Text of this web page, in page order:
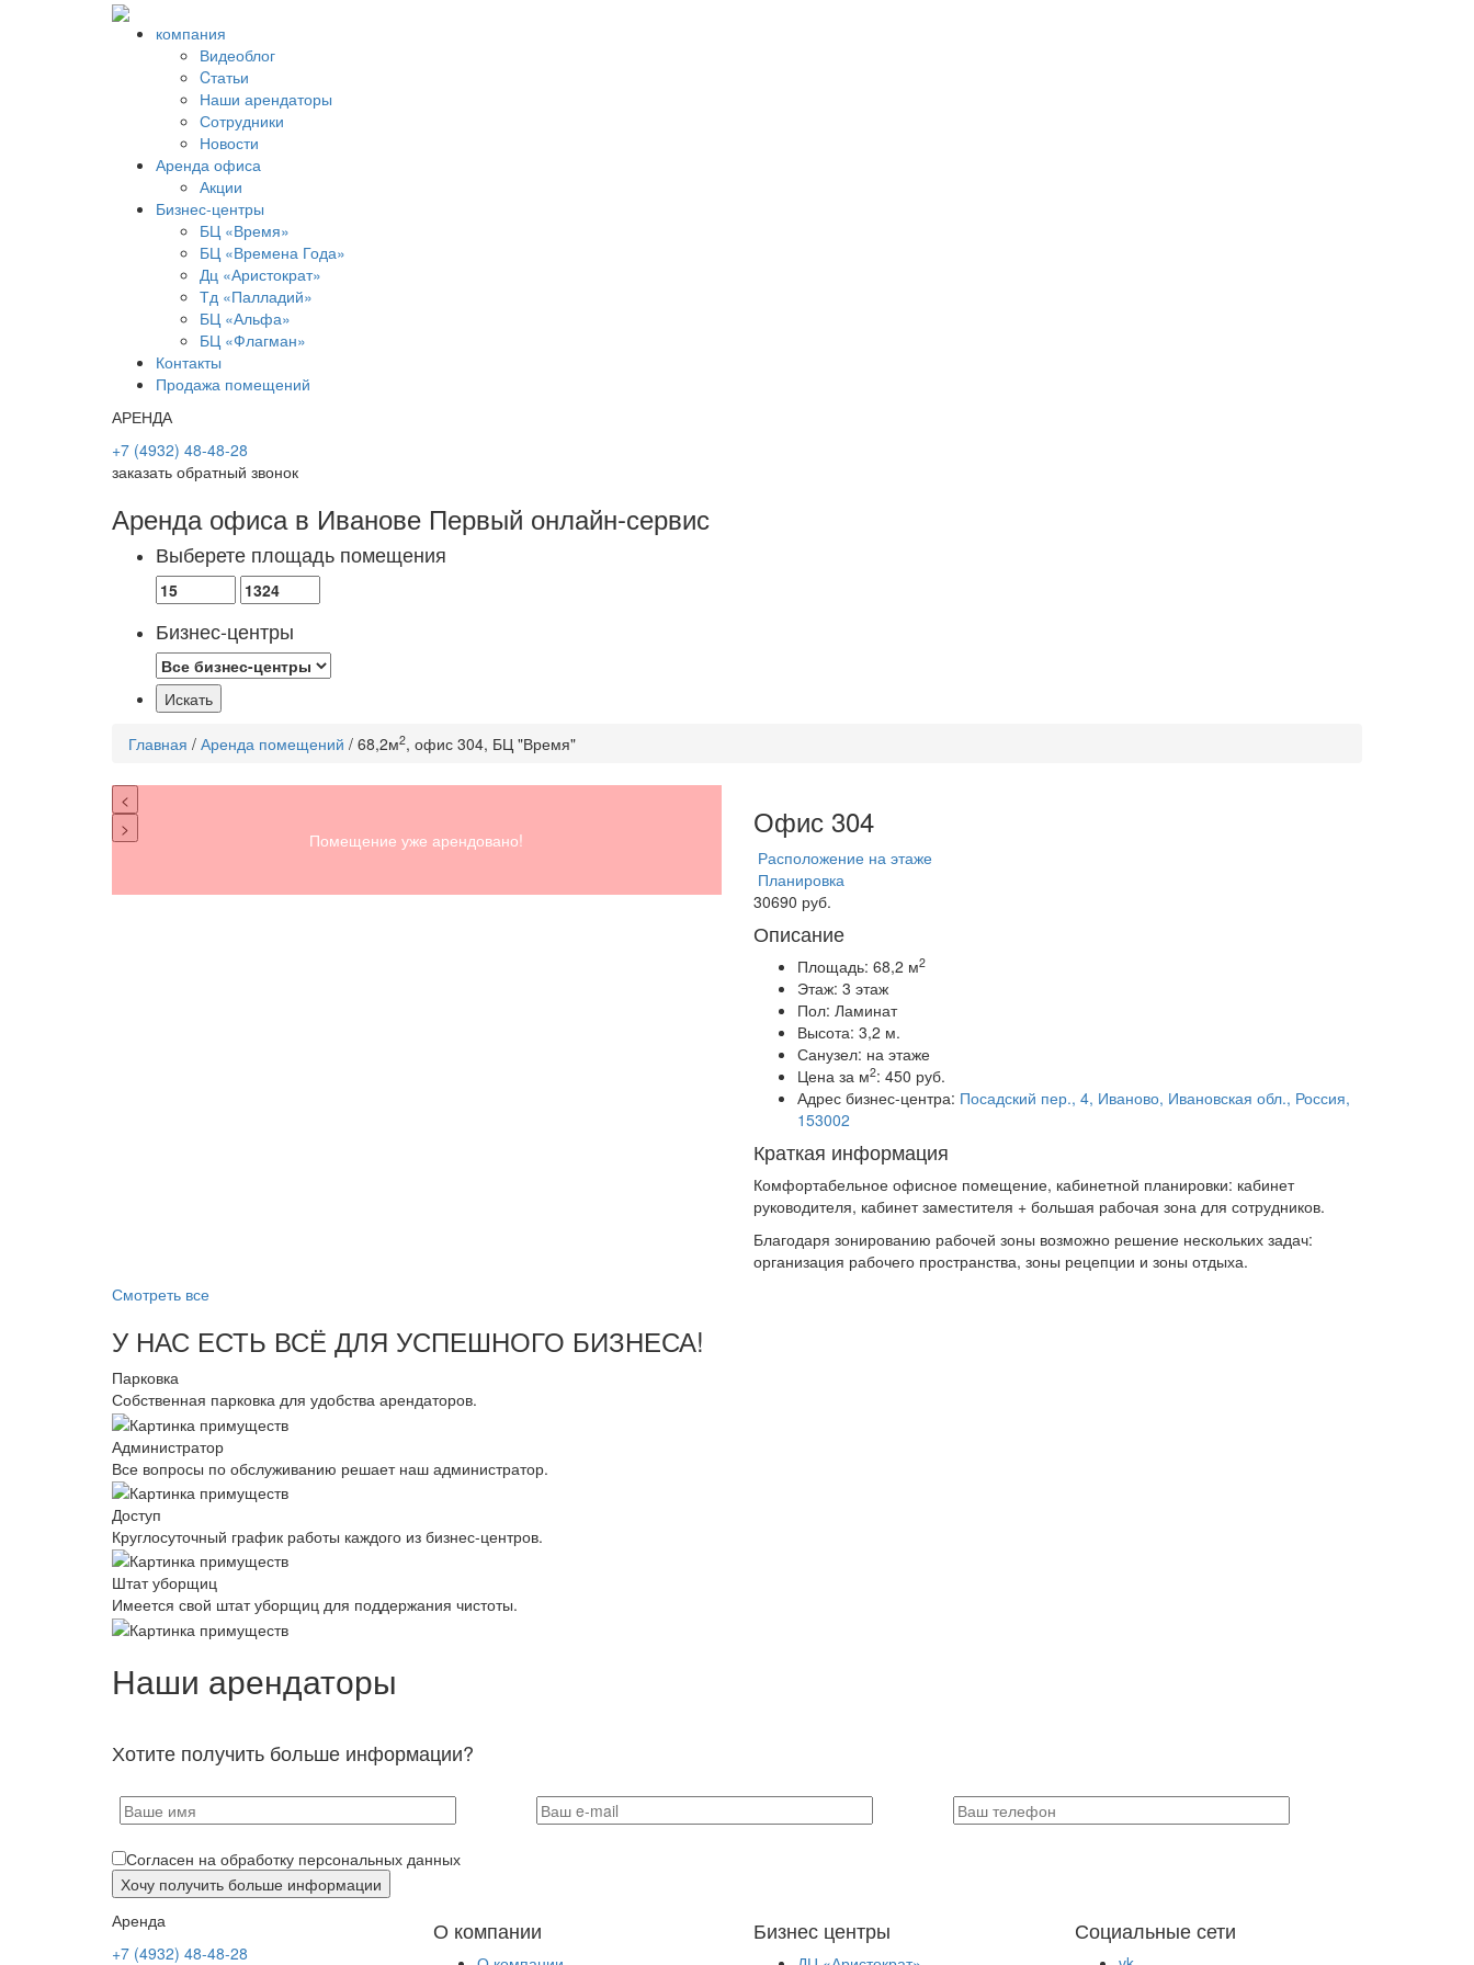
компания
Видеоблог
Cтатьи
Наши арендаторы
Сотрудники
Новости
Аренда офиса
Акции
Бизнес-центры
БЦ «Время»
БЦ «Времена Года»
Дц «Аристократ»
Тд «Палладий»
БЦ «Альфа»
БЦ «Флагман»
Контакты
Продажа помещений
АРЕНДА
+7 (4932) 48-48-28
заказать обратный звонок
Аренда офиса в Иванове Первый онлайн-сервис
Выберете площадь помещения
Бизнес-центры
Главная / Аренда помещений / 68,2м2, офис 304, БЦ "Время"
Помещение уже арендовано!
<
>
Офис 304
Расположение на этаже
Планировка
30690 руб.
Описание
Площадь: 68,2 м2
Этаж: 3 этаж
Пол: Ламинат
Высота: 3,2 м.
Санузел: на этаже
Цена за м2: 450 руб.
Адрес бизнес-центра: Посадский пер., 4, Иваново, Ивановская обл., Россия,
153002
Краткая информация
Комфортабельное офисное помещение, кабинетной планировки: кабинет
руководителя, кабинет заместителя + большая рабочая зона для сотрудников.
Благодаря зонированию рабочей зоны возможно решение нескольких задач:
организация рабочего пространства, зоны рецепции и зоны отдыха.
Смотреть все
У НАС ЕСТЬ ВСЁ ДЛЯ УСПЕШНОГО БИЗНЕСА!
Парковка
Собственная парковка для удобства арендаторов.
Администратор
Все вопросы по обслуживанию решает наш администратор.
Доступ
Круглосуточный график работы каждого из бизнес-центров.
Штат уборщиц
Имеется свой штат уборщиц для поддержания чистоты.
Наши арендаторы
Хотите получить больше информации?
Согласен на обработку персональных данных
Аренда
+7 (4932) 48-48-28
О компании Бизнес центры Социальные сети